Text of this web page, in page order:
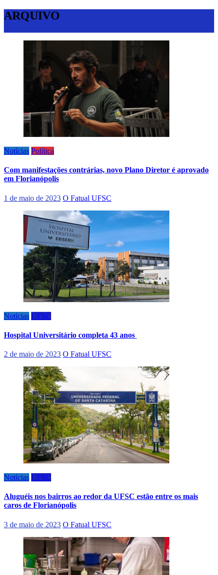
ARQUIVO
Notícias Política
Com manifestações contrárias, novo Plano Diretor é aprovado
em Florianópolis
1 de maio de 2023 O Fatual UFSC
Notícias UFSC
Hospital Universitário completa 43 anos
2 de maio de 2023 O Fatual UFSC
Notícias UFSC
Aluguéis nos bairros ao redor da UFSC estão entre os mais
caros de Florianópolis
3 de maio de 2023 O Fatual UFSC